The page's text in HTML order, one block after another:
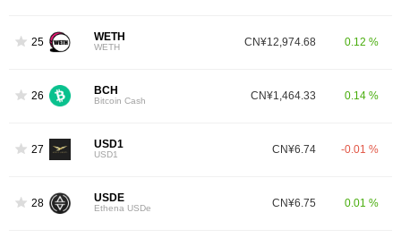
25 WETH
WETH CN¥12,974.68 0.12 %
26 BCH
Bitcoin Cash CN¥1,464.33 0.14 %
27 USD1
USD1 CN¥6.74 -0.01 %
28 USDE
Ethena USDe CN¥6.75 0.01 %